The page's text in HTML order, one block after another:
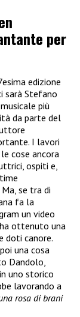
per
edizione
sarà Stefano
più
da parte del
I lavori
cose ancora
ospiti e,
se tra di
fa la
un video
ottenuto una
doti canore.
una cosa
Dandolo,
uno storico
lavorando a
rosa di brani